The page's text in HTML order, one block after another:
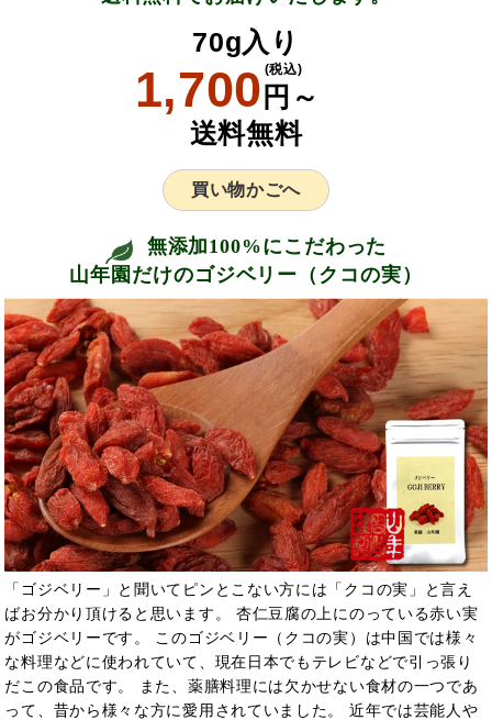
70g入り
1,700 円～
(税込)
送料無料
買い物かごへ
無添加100%にこだわった
山年園だけのゴジベリー（クコの実）
「ゴジベリー」と聞いてピンとこない方には「クコの実」と言え
ばお分かり頂けると思います。 杏仁豆腐の上にのっている赤い実
がゴジベリーです。 このゴジベリー（クコの実）は中国では様々
な料理などに使われていて、現在日本でもテレビなどで引っ張り
だこの食品です。 また、薬膳料理には欠かせない食材の一つであ
って、昔から様々な方に愛用されていました。 近年では芸能人や